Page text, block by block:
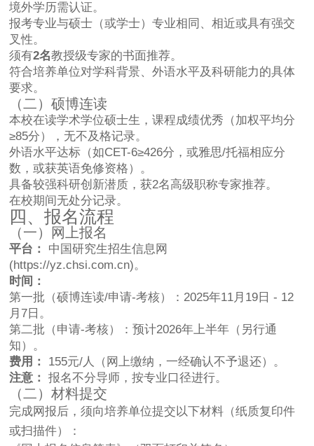
境外学历需认证。
报考专业与硕士（或学士）专业相同、相近或具有强交
叉性。
须有2名教授级专家的书面推荐。
符合培养单位对学科背景、外语水平及科研能力的具体
要求。
（二）硕博连读
本校在读学术学位硕士生，课程成绩优秀（加权平均分
≥85分），无不及格记录。
外语水平达标（如CET-6≥426分，或雅思/托福相应分
数，或获英语免修资格）。
具备较强科研创新潜质，获2名高级职称专家推荐。
在校期间无处分记录。
四、报名流程
（一）网上报名
平台：
中国研究生招生信息网
(https://yz.chsi.com.cn)。
时间：
第一批（硕博连读/申请-考核）：2025年11月19日 - 12
月7日。
第二批（申请-考核）：预计2026年上半年（另行通
知）。
费用：
155元/人（网上缴纳，一经确认不予退还）。
注意：
报名不分导师，按专业口径进行。
（二）材料提交
完成网报后，须向培养单位提交以下材料（纸质复印件
或扫描件）：